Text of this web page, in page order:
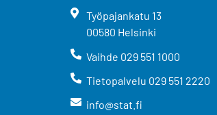
Työpajankatu 13
00580 Helsinki
Vaihde 029 551 1000
Tietopalvelu 029 551 2220
info@stat.fi